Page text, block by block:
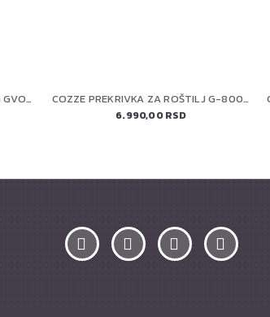
PETROMAX TIGANJ OD LIVENOG GVOŽDJA SA DVE RUČKE FP50H-T COZZE PREKRIVKA ZA ROŠTILJ G-800 (90389)
6.990,00 RSD